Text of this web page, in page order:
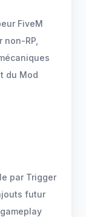
FiveM
RP,
du Mod
par Trigger
futur